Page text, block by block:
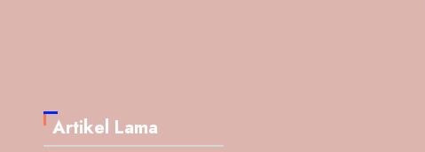
Artikel Lama